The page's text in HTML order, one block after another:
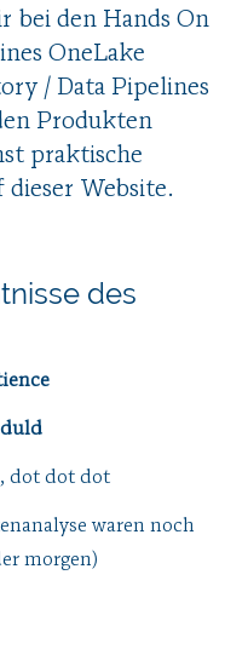
bei den Hands On
OneLake
/ Data Pipelines
Produkten
praktische
dieser Website.
des
dot dot dot
waren noch
morgen)